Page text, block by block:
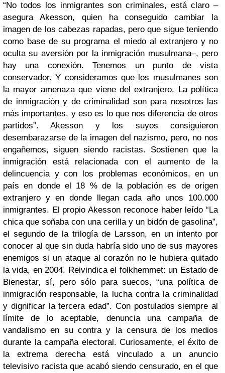
“No todos los inmigrantes son criminales, está claro –
asegura Akesson, quien ha conseguido cambiar la
imagen de los cabezas rapadas, pero que sigue teniendo
como base de su programa el miedo al extranjero y no
oculta su aversión por la inmigración musulmana–, pero
hay una conexión. Tenemos un punto de vista
conservador. Y consideramos que los musulmanes son
la mayor amenaza que viene del extranjero. La política
de inmigración y de criminalidad son para nosotros las
más importantes, y eso es lo que nos diferencia de otros
partidos”. Akesson y los suyos consiguieron
desembarazarse de la imagen del nazismo, pero, no nos
engañemos, siguen siendo racistas. Sostienen que la
inmigración está relacionada con el aumento de la
delincuencia y con los problemas económicos, en un
país en donde el 18 % de la población es de origen
extranjero y en donde llegan cada año unos 100.000
inmigrantes. El propio Akesson reconoce haber leído “La
chica que soñaba con una cerilla y un bidón de gasolina”,
el segundo de la trilogía de Larsson, en un intento por
conocer al que sin duda habría sido uno de sus mayores
enemigos si un ataque al corazón no le hubiera quitado
la vida, en 2004. Reivindica el folkhemmet: un Estado de
Bienestar, sí, pero sólo para suecos, “una política de
inmigración responsable, la lucha contra la criminalidad
y dignificar la tercera edad”. Con postulados siempre al
límite de lo aceptable, denuncia una campaña de
vandalismo en su contra y la censura de los medios
durante la campaña electoral. Curiosamente, el éxito de
la extrema derecha está vinculado a un anuncio
televisivo racista que acabó siendo censurado, en el que